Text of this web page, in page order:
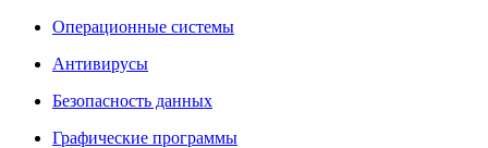
Операционные системы
Антивирусы
Безопасность данных
Графические программы